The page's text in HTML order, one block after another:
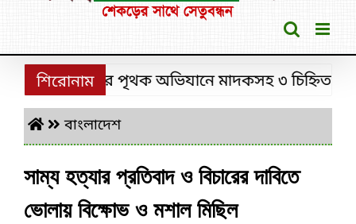
শিরোনাম
ডিবির পৃথক অভিযানে মাদকসহ ৩ চিহ্নিত মাদক
বাংলাদেশ
সাম্য হত্যার প্রতিবাদ ও বিচারের দাবিতে
ভোলায় বিক্ষোভ ও মশাল মিছিল